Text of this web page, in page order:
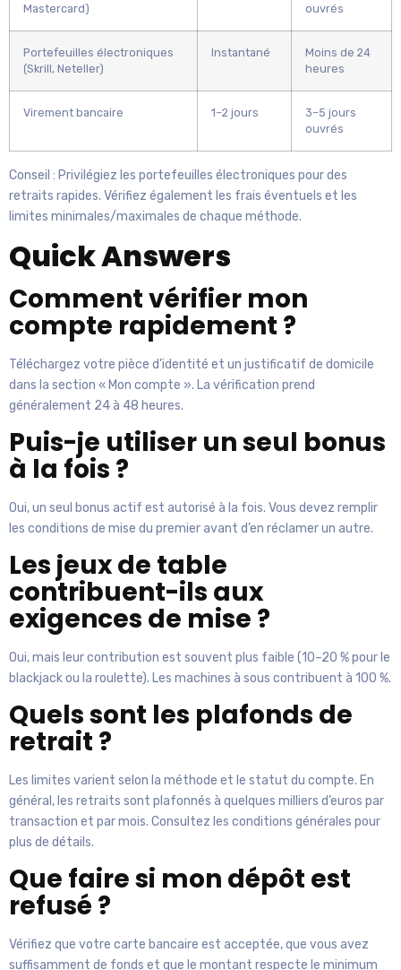
Mastercard)
ouvrés
Portefeuilles électroniques
(Skrill, Neteller)
Instantané
Moins de 24
heures
Virement bancaire 1–2 jours
3–5 jours
ouvrés
Conseil : Privilégiez les portefeuilles électroniques pour des
retraits rapides. Vérifiez également les frais éventuels et les
limites minimales/maximales de chaque méthode.
Quick Answers
Comment vérifier mon
compte rapidement ?
Téléchargez votre pièce d’identité et un justificatif de domicile
dans la section « Mon compte ». La vérification prend
généralement 24 à 48 heures.
Puis-je utiliser un seul bonus
à la fois ?
Oui, un seul bonus actif est autorisé à la fois. Vous devez remplir
les conditions de mise du premier avant d’en réclamer un autre.
Les jeux de table
contribuent-ils aux
exigences de mise ?
Oui, mais leur contribution est souvent plus faible (10–20 % pour le
blackjack ou la roulette). Les machines à sous contribuent à 100 %.
Quels sont les plafonds de
retrait ?
Les limites varient selon la méthode et le statut du compte. En
général, les retraits sont plafonnés à quelques milliers d’euros par
transaction et par mois. Consultez les conditions générales pour
plus de détails.
Que faire si mon dépôt est
refusé ?
Vérifiez que votre carte bancaire est acceptée, que vous avez
suffisamment de fonds et que le montant respecte le minimum